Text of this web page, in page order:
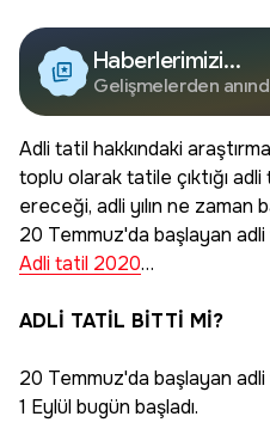
Haberlerimizi
Google'da Takip
Edin
Gelişmelerden
Adli tatil hakkındaki
toplu olarak tatile çıktığı
ereceği, adli yılın ne zaman
20 Temmuz'da başlayan
Adli tatil 2020…
ADLİ TATİL BİTTİ Mİ?
20 Temmuz'da başlayan
1 Eylül bugün başladı.